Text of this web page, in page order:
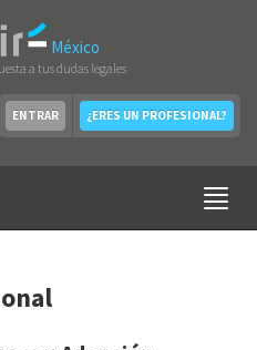
México
a tus dudas legales
ENTRAR ¿ERES UN PROFESIONAL?